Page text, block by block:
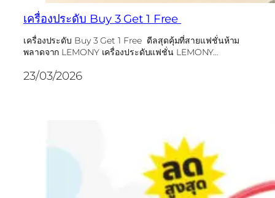
เครื่องประดับ Buy 3 Get 1 Free
เครื่องประดับ Buy 3 Get 1 Free ดีลสุดคุ้มที่สายแฟชั่นห้าม
พลาดจาก LEMONY เครื่องประดับแฟชั่น LEMONY…
23/03/2026